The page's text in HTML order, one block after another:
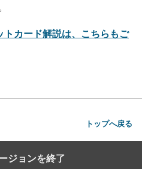
トカード解説は、こちらもご
トップへ戻る
ジョンを終了